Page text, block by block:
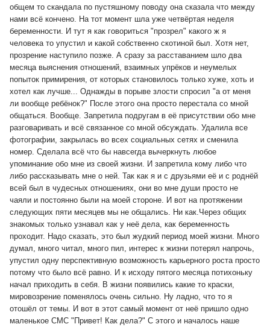
общем то скандала по пустяшному поводу она сказала что между
нами всё кончено. На тот момент шла уже четвёртая неделя
беременности. И тут я как говориться "прозрел" какого ж я
человека то упустил и какой собственно скотиной был. Хотя нет,
прозрение наступило позже. А сразу за расставанием шло два
месяца выяснения отношений, взаимных упрёков и неумелых
попыток примирения, от которых становилось только хуже, хоть и
хотел как лучше... Однажды в порыве злости спросил "а от меня
ли вообще ребёнок?" После этого она просто перестала со мной
общаться. Вообще. Запретила подругам в её присутствии обо мне
разговаривать и всё связанное со мной обсуждать. Удалила все
фотографии, закрылась во всех социальных сетях и сменила
номер. Сделала всё что бы навсегда вычеркнуть любое
упоминание обо мне из своей жизни. И запретила кому либо что
либо рассказывать мне о ней. Так как я и с друзьями её и с роднёй
всей был в чудесных отношениях, они во мне души просто не
чаяли и постоянно были на моей стороне. И вот на протяжении
следующих пяти месяцев мы не общались. Ни как.Через общих
знакомых только узнавал как у неё дела, как беременность
проходит. Надо сказать, это был жудкий период моей жизни. Много
думал, много читал, много пил, интерес к жизни потерял напрочь,
упустил одну перспективную возможность карьерного роста просто
потому что было всё равно. И к исходу пятого месяца потихоньку
начал приходить в себя. В жизни появились какие то краски,
мировозрение поменялось очень сильно. Ну ладно, что то я
отошёл от темы. И вот в этот самый момент от неё пришло одно
маленькое СМС "Привет! Как дела?" С этого и началось наше